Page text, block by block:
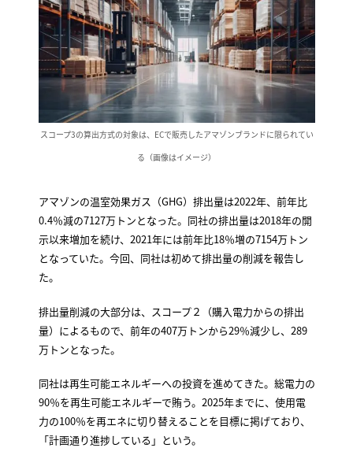
スコープ3の算出方式の対象は、ECで販売したアマゾンブランドに限られてい
る（画像はイメージ）
アマゾンの温室効果ガス（GHG）排出量は2022年、前年比
0.4％減の7127万トンとなった。同社の排出量は2018年の開
示以来増加を続け、2021年には前年比18％増の7154万トン
となっていた。今回、同社は初めて排出量の削減を報告し
た。
排出量削減の大部分は、スコープ２（購入電力からの排出
量）によるもので、前年の407万トンから29％減少し、289
万トンとなった。
同社は再生可能エネルギーへの投資を進めてきた。総電力の
90％を再生可能エネルギーで賄う。2025年までに、使用電
力の100％を再エネに切り替えることを目標に掲げており、
「計画通り進捗している」という。